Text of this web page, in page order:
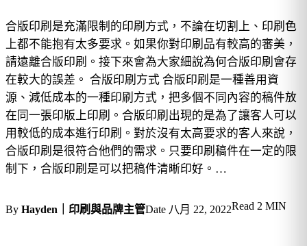
合版印刷是充滿限制的印刷方式，不論在切割上、印刷色
上都不能抱有太多要求。如果你對印刷品有較高的審美，
請遠離合版印刷。接下來會為大家細說為何合版印刷會存
在較大的誤差。 合版印刷方式 合版印刷是一種善用資
源、減低成本的一種印刷方式，把多個不同內容的稿件放
在同一張印版上印刷。合版印刷出現的是為了讓客人可以
用較低的成本進行印刷。對於沒有太高要求的客人來說，
合版印刷是很符合他們的需求。只要印刷稿件在一定的限
制下，合版印刷是可以把稿件清晰印好。…
By Hayden｜印刷與品牌主管Date 八月 22, 2022Read 2 MIN